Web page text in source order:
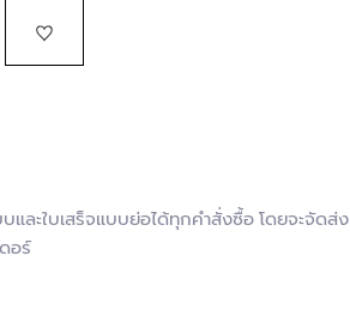
และใบเสร็จแบบย่อได้ทุกคำสั่งซื้อ โดยจะจัดส่ง
อร์